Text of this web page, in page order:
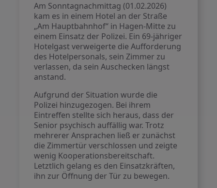
Am Sonntagnachmittag (01.02.2026)
kam es in einem Hotel an der Straße
„Am Hauptbahnhof“ in Hagen-Mitte zu
einem Einsatz der Polizei. Ein 69-jähriger
Hotelgast verweigerte die Aufforderung
des Hotelpersonals, sein Zimmer zu
verlassen, da sein Auschecken längst
anstand.
Aufgrund der Situation wurde die
Polizei hinzugezogen. Bei ihrem
Eintreffen stellte sich heraus, dass der
Senior psychisch auffällig war. Trotz
mehrerer Ansprachen ließ er zunächst
die Zimmertür verschlossen und zeigte
wenig Kooperationsbereitschaft.
Letztlich gelang es den Einsatzkräften,
ihn zur Öffnung der Tür zu bewegen.